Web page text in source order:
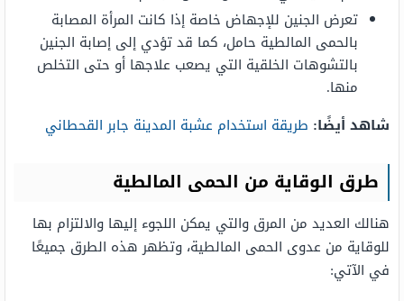
تعرض الجنين للإجهاض خاصة إذا كانت المرأة المصابة
بالحمى المالطية حامل، كما قد تؤدي إلى إصابة الجنين
بالتشوهات الخلقية التي يصعب علاجها أو حتى التخلص
منها.
شاهد أيضًا: طريقة استخدام عشبة المدينة جابر القحطاني
طرق الوقاية من الحمى المالطية
هنالك العديد من المرق والتي يمكن اللجوء إليها والالتزام بها
للوقاية من عدوى الحمى المالطية، وتظهر هذه الطرق جميعًا
في الآتي: